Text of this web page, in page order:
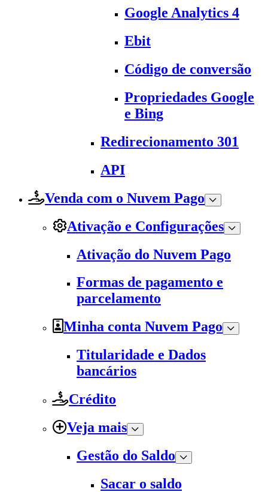
Google Analytics 4
Ebit
Código de conversão
Propriedades Google
e Bing
Redirecionamento 301
API
Venda com o Nuvem Pago
Ativação e Configurações
Ativação do Nuvem Pago
Formas de pagamento e
parcelamento
Minha conta Nuvem Pago
Titularidade e Dados
bancários
Crédito
Veja mais
Gestão do Saldo
Sacar o saldo